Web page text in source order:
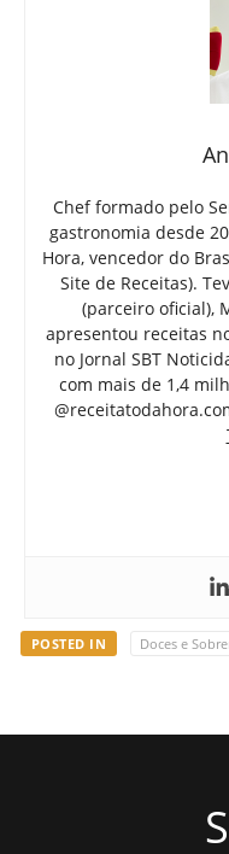
Chef formado pelo
gastronomia desde
Hora, vencedor do
Site de Receitas).
(parceiro oficial),
apresentou receitas
no Jornal SBT
com mais de 1,4
POSTED IN Doces e